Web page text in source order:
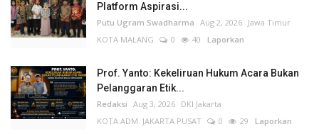
Platform Aspirasi...
Putu Ugram Swadharma Aug 2, 2026 Jawa Timur
KOTA MALANG
0 40 Laporkan
Prof. Yanto: Kekeliruan Hukum Acara Bukan
Pelanggaran Etik...
Redaksi Aug 3, 2026 DKI Jakarta
KOTA ADM. JAKARTA PUSAT
0 29 Laporkan